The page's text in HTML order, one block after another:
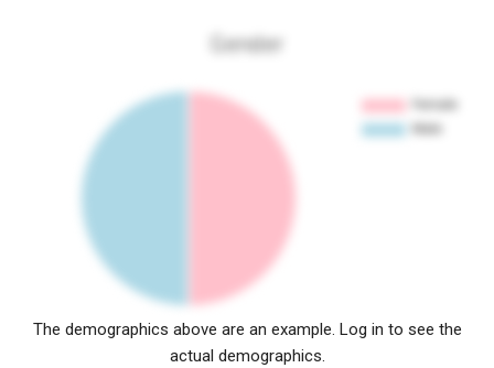
Gender
The demographics above are an example. Log in to see the
actual demographics.